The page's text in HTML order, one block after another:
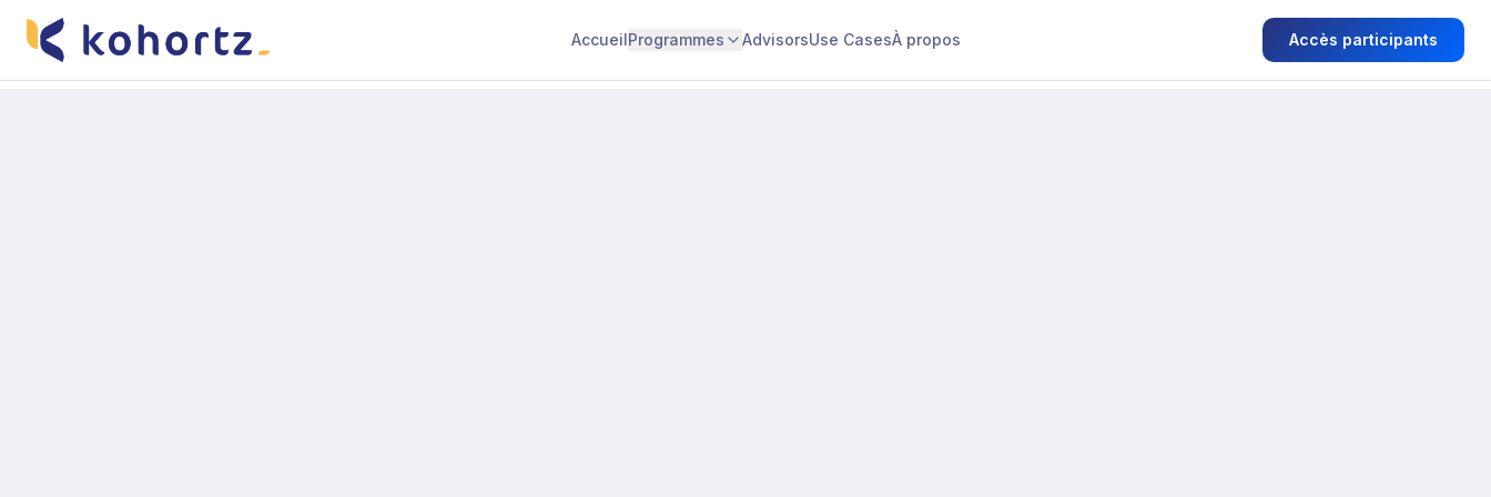
AccueilProgrammes AdvisorsUse CasesÀ propos Accès participants